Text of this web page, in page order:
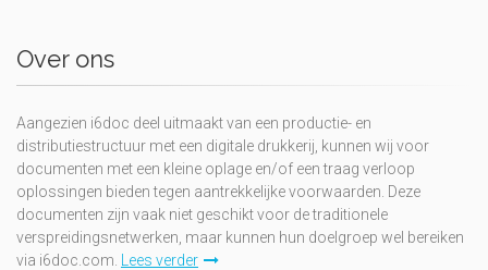
Over ons
Aangezien i6doc deel uitmaakt van een productie- en
distributiestructuur met een digitale drukkerij, kunnen wij voor
documenten met een kleine oplage en/of een traag verloop
oplossingen bieden tegen aantrekkelijke voorwaarden. Deze
documenten zijn vaak niet geschikt voor de traditionele
verspreidingsnetwerken, maar kunnen hun doelgroep wel bereiken
via i6doc.com.
Lees verder